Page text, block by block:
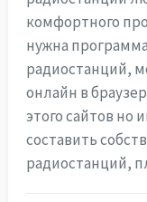
комфортного
нужна
радиостанций,
онлайн в
этого сайтов но
составить
радиостанций,